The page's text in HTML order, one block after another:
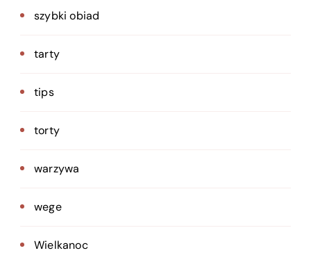
szybki obiad
tarty
tips
torty
warzywa
wege
Wielkanoc